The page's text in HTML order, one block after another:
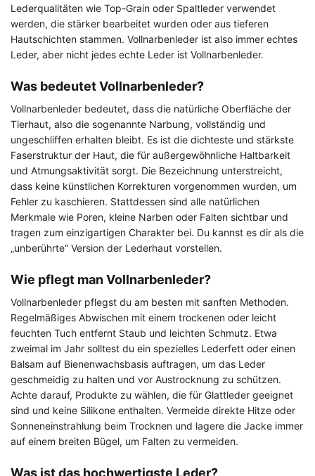
Lederqualitäten wie Top-Grain oder Spaltleder verwendet
werden, die stärker bearbeitet wurden oder aus tieferen
Hautschichten stammen. Vollnarbenleder ist also immer echtes
Leder, aber nicht jedes echte Leder ist Vollnarbenleder.
Was bedeutet Vollnarbenleder?
Vollnarbenleder bedeutet, dass die natürliche Oberfläche der
Tierhaut, also die sogenannte Narbung, vollständig und
ungeschliffen erhalten bleibt. Es ist die dichteste und stärkste
Faserstruktur der Haut, die für außergewöhnliche Haltbarkeit
und Atmungsaktivität sorgt. Die Bezeichnung unterstreicht,
dass keine künstlichen Korrekturen vorgenommen wurden, um
Fehler zu kaschieren. Stattdessen sind alle natürlichen
Merkmale wie Poren, kleine Narben oder Falten sichtbar und
tragen zum einzigartigen Charakter bei. Du kannst es dir als die
„unberührte“ Version der Lederhaut vorstellen.
Wie pflegt man Vollnarbenleder?
Vollnarbenleder pflegst du am besten mit sanften Methoden.
Regelmäßiges Abwischen mit einem trockenen oder leicht
feuchten Tuch entfernt Staub und leichten Schmutz. Etwa
zweimal im Jahr solltest du ein spezielles Lederfett oder einen
Balsam auf Bienenwachsbasis auftragen, um das Leder
geschmeidig zu halten und vor Austrocknung zu schützen.
Achte darauf, Produkte zu wählen, die für Glattleder geeignet
sind und keine Silikone enthalten. Vermeide direkte Hitze oder
Sonneneinstrahlung beim Trocknen und lagere die Jacke immer
auf einem breiten Bügel, um Falten zu vermeiden.
Was ist das hochwertigste Leder?